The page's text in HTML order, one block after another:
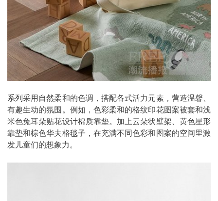
系列采用自然柔和的色调，搭配各式活力元素，营造温馨、
有趣生动的氛围。例如，色彩柔和的格纹印花图案被套和浅
米色兔耳朵贴花设计棉质靠垫。加上云朵状壁架、黄色星形
靠垫和棕色华夫格毯子，在充满不同色彩和图案的空间里激
发儿童们的想象力。